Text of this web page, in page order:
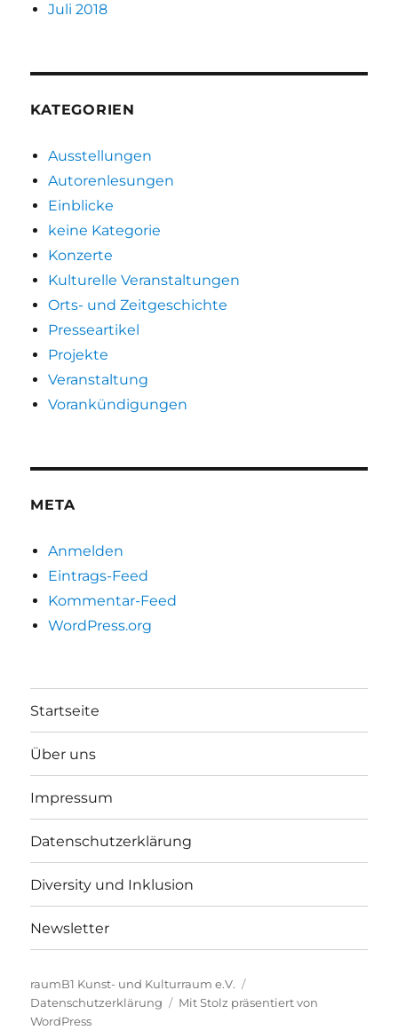
Juli 2018
KATEGORIEN
Ausstellungen
Autorenlesungen
Einblicke
keine Kategorie
Konzerte
Kulturelle Veranstaltungen
Orts- und Zeitgeschichte
Presseartikel
Projekte
Veranstaltung
Vorankündigungen
META
Anmelden
Eintrags-Feed
Kommentar-Feed
WordPress.org
Startseite
Über uns
Impressum
Datenschutzerklärung
Diversity und Inklusion
Newsletter
raumB1 Kunst- und Kulturraum e.V.
Datenschutzerklärung
Mit Stolz präsentiert von
WordPress